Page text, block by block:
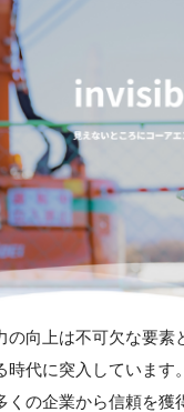
向上は不可欠な要
代に突入しています。
の企業から信頼を